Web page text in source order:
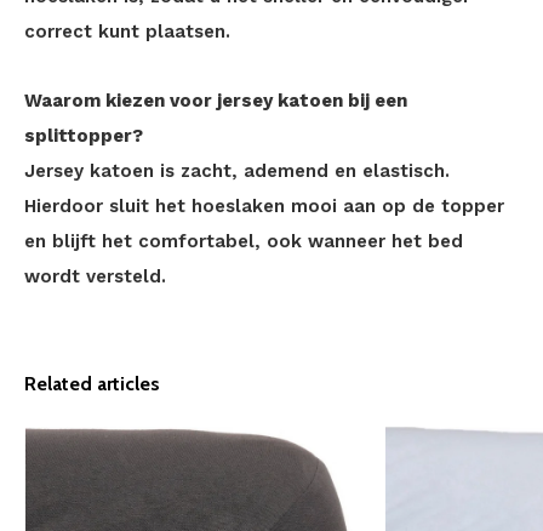
correct kunt plaatsen.
Waarom kiezen voor jersey katoen bij een
splittopper?
Jersey katoen is zacht, ademend en elastisch.
Hierdoor sluit het hoeslaken mooi aan op de topper
en blijft het comfortabel, ook wanneer het bed
wordt versteld.
Related articles